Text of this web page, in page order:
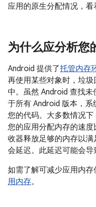
应用的原生分配情况，看
为什么应分析您
Android 提供了托管内存
再使用某些对象时，垃
中。虽然 Android 查找
于所有 Android 版本，
您的代码。大多数情况
您的应用分配内存的速
收器释放足够的内存以
会延迟。此延迟可能会导
如需了解可减少应用内
用内存。